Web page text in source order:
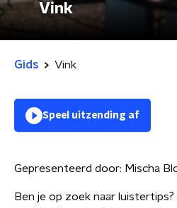
Vink
Gids Vink
Speel uitzending af
Gepresenteerd door: Mischa
Ben je op zoek naar